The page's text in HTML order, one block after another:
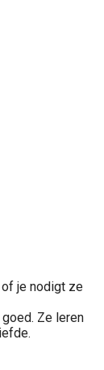
of je nodigt ze
Ze leren